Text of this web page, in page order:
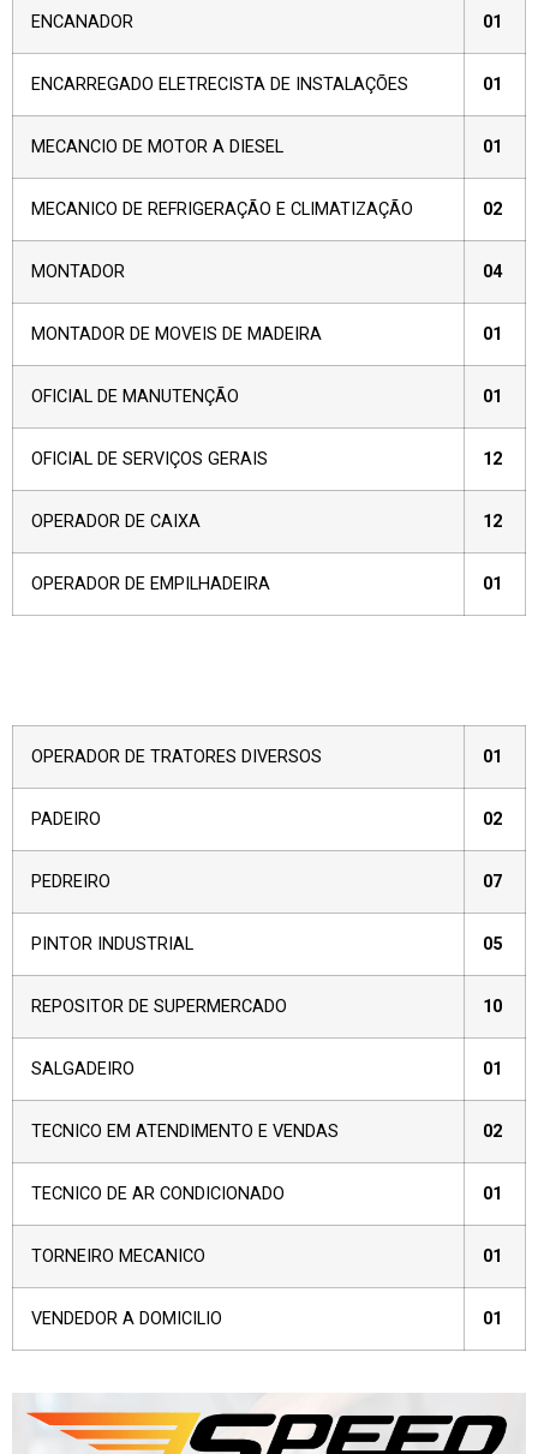
ENCANADOR 01
ENCARREGADO ELETRECISTA DE INSTALAÇÕES 01
MECANCIO DE MOTOR A DIESEL 01
MECANICO DE REFRIGERAÇÃO E CLIMATIZAÇÃO 02
MONTADOR 04
MONTADOR DE MOVEIS DE MADEIRA 01
OFICIAL DE MANUTENÇÃO 01
OFICIAL DE SERVIÇOS GERAIS 12
OPERADOR DE CAIXA 12
OPERADOR DE EMPILHADEIRA 01
OPERADOR DE TRATORES DIVERSOS 01
PADEIRO 02
PEDREIRO 07
PINTOR INDUSTRIAL 05
REPOSITOR DE SUPERMERCADO 10
SALGADEIRO 01
TECNICO EM ATENDIMENTO E VENDAS 02
TECNICO DE AR CONDICIONADO 01
TORNEIRO MECANICO 01
VENDEDOR A DOMICILIO 01